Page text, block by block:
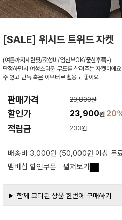
[SALE] 위시드 트위드 자켓
(여름까지세련핏/갓성비/임산부OK/출산후쭉-)
단정하면서 여성스러운 무드를 살려주는 자켓이에
수 있고 단독 혹은 아우터로 활용도 좋아요
판매가격 29,800원
할인가 23,900원
적립금 233원
배송비 3,000원 (50,000원 이상 무
멤버십 할인쿠폰
펼쳐보기
함께 코디된 상품 한번에 구매하기